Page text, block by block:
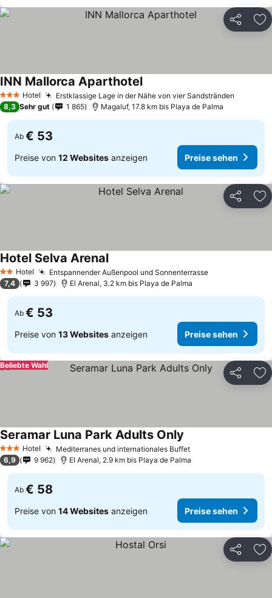
Teilen
3 SterneHotel Erstklassige Lage in der Nähe von vier Sandstränden
INN Mallorca Aparthotel
8,3 Sehr gut 1 865 Magaluf, 17.8 km bis Playa de Palma
Ab € 53
Preise von 12 Websites anzeigen Preise sehen
Teilen
2 Sterne
Hotel Entspannender Außenpool und Sonnenterrasse
Hotel Selva Arenal
7,4 3 997 El Arenal, 3.2 km bis Playa de Palma
Ab € 53
Preise von 13 Websites anzeigen Preise sehen
Teilen
Beliebte Wahl
3 SterneHotel Mediterranes und internationales Buffet
Seramar Luna Park Adults Only
6,9 9 962 El Arenal, 2.9 km bis Playa de Palma
Ab € 58
Preise von 14 Websites anzeigen Preise sehen
Teilen